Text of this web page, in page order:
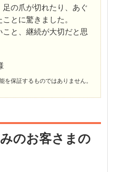
の爪が切れたり、あぐ
とに驚きました。
と、継続が大切だと思
保証するものではありません。
のお客さまの